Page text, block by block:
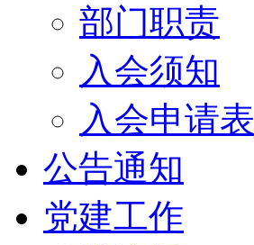
部门职责
入会须知
入会申请表
公告通知
党建工作